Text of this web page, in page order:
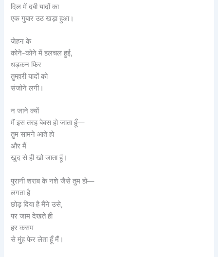
दिल में दबी यादों का
एक गुबार उठ खड़ा हुआ।
जेहन के
कोने-कोने में हलचल हुई,
धड़कन फिर
तुम्हारी यादों को
संजोने लगी।
न जाने क्यों
मैं इस तरह बेबस हो जाता हूँ—
तुम सामने आते हो
और मैं
खुद से ही खो जाता हूँ।
पुरानी शराब के नशे जैसे तुम हो—
लगता है
छोड़ दिया है मैंने उसे,
पर जाम देखते ही
हर कसम
से मुंह फेर लेता हूँ मैं।